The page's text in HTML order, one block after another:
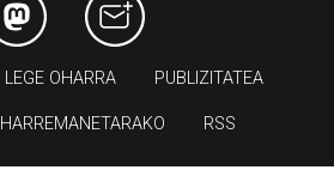
LEGE OHARRA PUBLIZITATEA
HARREMANETARAKO RSS